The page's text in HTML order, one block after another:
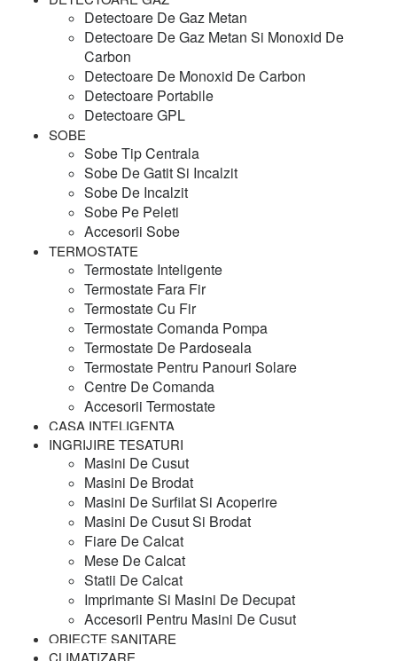
Detectoare De Gaz Metan
Detectoare De Gaz Metan Si Monoxid De
Carbon
Detectoare De Monoxid De Carbon
Detectoare Portabile
Detectoare GPL
SOBE
Sobe Tip Centrala
Sobe De Gatit Si Incalzit
Sobe De Incalzit
Sobe Pe Peleti
Accesorii Sobe
TERMOSTATE
Termostate Inteligente
Termostate Fara Fir
Termostate Cu Fir
Termostate Comanda Pompa
Termostate De Pardoseala
Termostate Pentru Panouri Solare
Centre De Comanda
Accesorii Termostate
CASA INTELIGENTA
INGRIJIRE TESATURI
Masini De Cusut
Masini De Brodat
Masini De Surfilat Si Acoperire
Masini De Cusut Si Brodat
Fiare De Calcat
Mese De Calcat
Statii De Calcat
Imprimante Si Masini De Decupat
Accesorii Pentru Masini De Cusut
OBIECTE SANITARE
CLIMATIZARE